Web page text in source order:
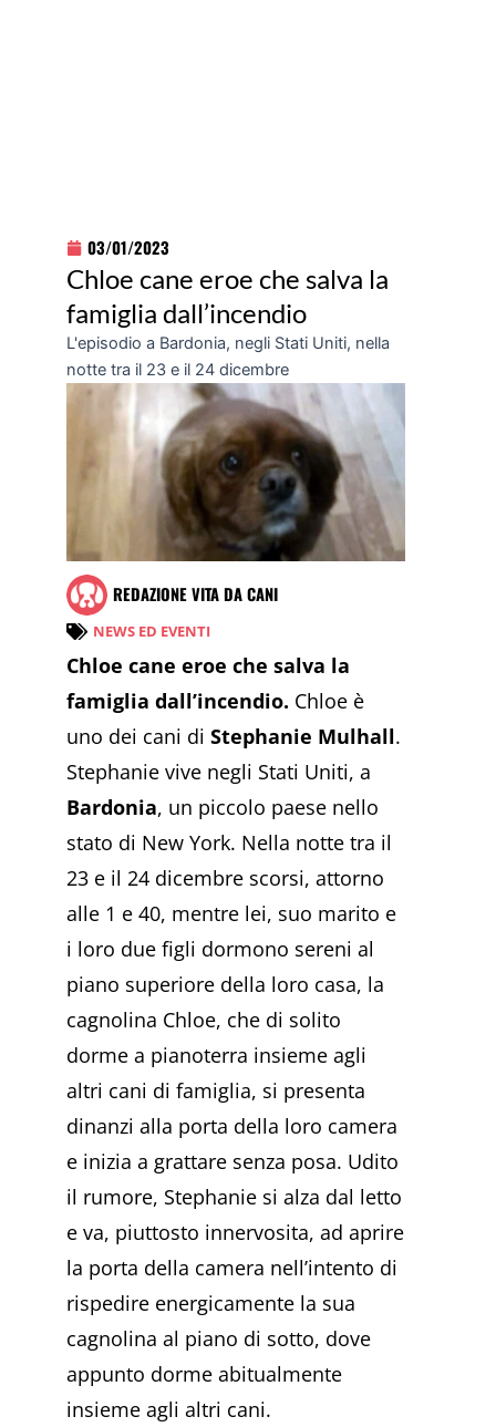
03/01/2023
Chloe cane eroe che salva la
famiglia dall’incendio
L'episodio a Bardonia, negli Stati Uniti, nella
notte tra il 23 e il 24 dicembre
REDAZIONE VITA DA CANI
NEWS ED EVENTI
Chloe cane eroe che salva la
famiglia dall’incendio. Chloe è
uno dei cani di Stephanie Mulhall.
Stephanie vive negli Stati Uniti, a
Bardonia, un piccolo paese nello
stato di New York. Nella notte tra il
23 e il 24 dicembre scorsi, attorno
alle 1 e 40, mentre lei, suo marito e
i loro due figli dormono sereni al
piano superiore della loro casa, la
cagnolina Chloe, che di solito
dorme a pianoterra insieme agli
altri cani di famiglia, si presenta
dinanzi alla porta della loro camera
e inizia a grattare senza posa. Udito
il rumore, Stephanie si alza dal letto
e va, piuttosto innervosita, ad aprire
la porta della camera nell’intento di
rispedire energicamente la sua
cagnolina al piano di sotto, dove
appunto dorme abitualmente
insieme agli altri cani.